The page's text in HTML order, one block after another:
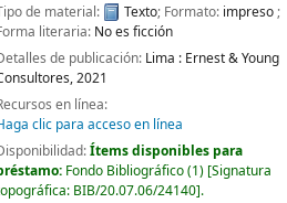
de material: Texto; Formato: impreso;
literaria: No es ficción
de publicación: Lima : Ernest & Young
2021
en línea:
clic para acceso en línea
Ítems disponibles para
Fondo Bibliográfico(1) Signatura
BIB/20.07.06/24140 .